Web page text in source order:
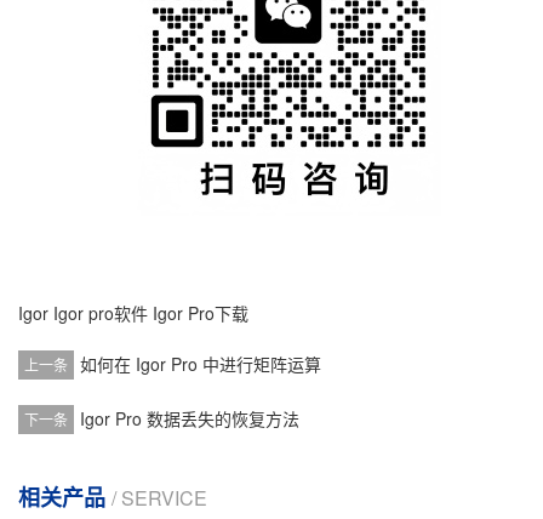
Igor Igor pro软件 Igor Pro下载
上一条 如何在 Igor Pro 中进行矩阵运算
下一条 Igor Pro 数据丢失的恢复方法
相关产品 / SERVICE